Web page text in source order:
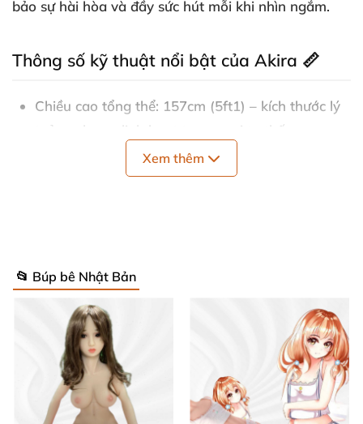
bảo sự hài hòa và đầy sức hút mỗi khi nhìn ngắm.
Thông số kỹ thuật nổi bật của Akira 📏
Chiều cao tổng thể: 157cm (5ft1) – kích thước lý
tưởng cho sự linh hoạt trong mọi tư thế.
Vòng 1: Cúp D – đầy đặn, tự nhiên, mang đến vẻ
Độ chi tiết: Thể hiện rõ từng đường nét cơ thể, từ
khuôn mặt đến các chi tiết nhỏ nhất trên da.
Khung xương nội bộ chắc chắn giúp tạo dáng
thoải mái, dễ dàng thay đổi vị trí theo ý muốn.
Xem thêm
📂 Búp bê Nhật Bản